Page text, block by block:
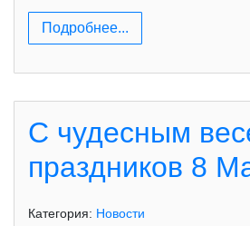
Подробнее...
С чудесным
праздников 8
Категория: Новости